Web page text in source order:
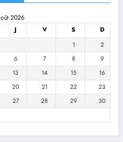
2026
J V S
D
1
2
6 7 8
9
13 14 15
16
20 21 22
23
27 28 29
30